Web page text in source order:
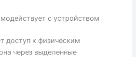
с устройством
доступ к физическим
через выделенные